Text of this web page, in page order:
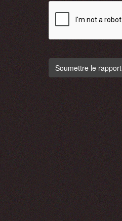
Soumettre le rapport